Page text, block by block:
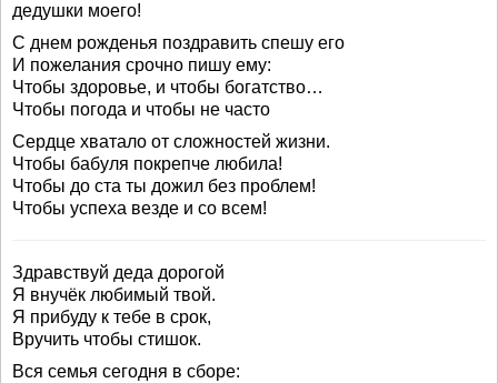
дедушки моего!
С днем рожденья поздравить спешу его
И пожелания срочно пишу ему:
Чтобы здоровье, и чтобы богатство…
Чтобы погода и чтобы не часто
Сердце хватало от сложностей жизни.
Чтобы бабуля покрепче любила!
Чтобы до ста ты дожил без проблем!
Чтобы успеха везде и со всем!
Здравствуй деда дорогой
Я внучёк любимый твой.
Я прибуду к тебе в срок,
Вручить чтобы стишок.
Вся семья сегодня в сборе: